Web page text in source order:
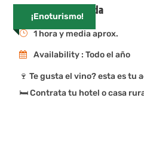
¡Enoturismo!
Enoturismo en Lleida
1 hora y media aprox.
Availability : Todo el año
🍷 Te gusta el vino? esta es tu
🛏 Contrata tu hotel o casa